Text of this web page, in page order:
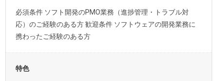
必須条件 ソフト開発のPMO業務（進捗管理・トラブル対
応）のご経験のある方 歓迎条件 ソフトウェアの開発業務に
携わったご経験のある方
特色